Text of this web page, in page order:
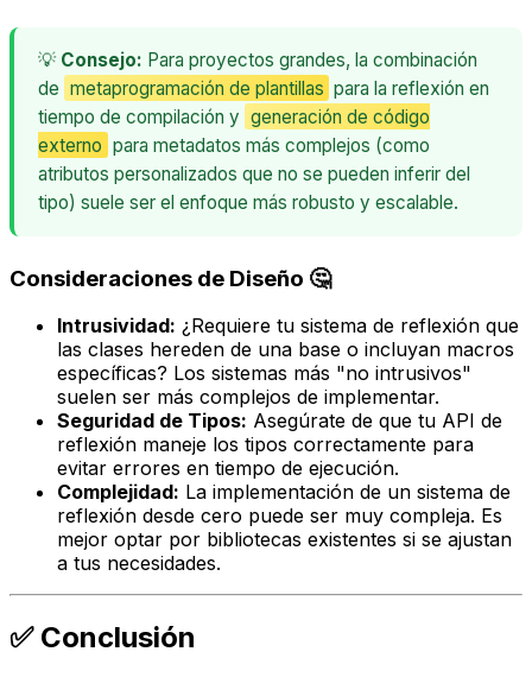
💡 Consejo: Para proyectos grandes, la combinación
de metaprogramación de plantillas para la reflexión en
tiempo de compilación y generación de código
externo para metadatos más complejos (como
atributos personalizados que no se pueden inferir del
tipo) suele ser el enfoque más robusto y escalable.
Consideraciones de Diseño 🤔
Intrusividad: ¿Requiere tu sistema de reflexión que
las clases hereden de una base o incluyan macros
específicas? Los sistemas más "no intrusivos"
suelen ser más complejos de implementar.
Seguridad de Tipos: Asegúrate de que tu API de
reflexión maneje los tipos correctamente para
evitar errores en tiempo de ejecución.
Complejidad: La implementación de un sistema de
reflexión desde cero puede ser muy compleja. Es
mejor optar por bibliotecas existentes si se ajustan
a tus necesidades.
✅ Conclusión